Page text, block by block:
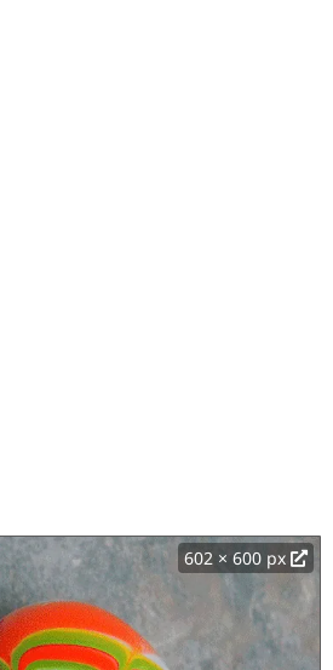
602 × 600 px